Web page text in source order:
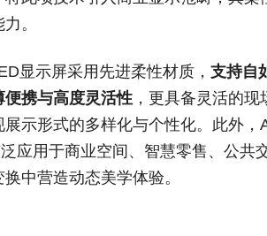
。
显示屏采用先进柔性材质， 支持自
便携与高度灵活性 ，更具备灵活的
展示形式的多样化与个性化。此外，
应用于商业空间、智慧零售、公共
中营造动态美学体验。